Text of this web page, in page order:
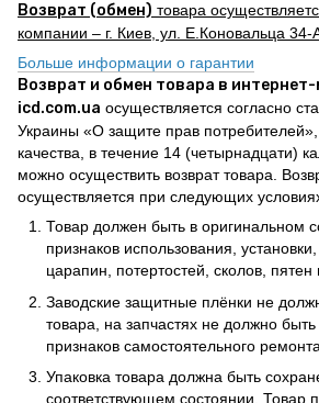
Возврат (обмен) товара
компании – г. Киев, ул. Е.Коновальца 34-
Больше информации о гарантии
Возврат и обмен товара в интернет-
icd.com.ua осуществляется согласно
Украины «О защите прав
качества, в течение 14 (четырнадцати)
можно осуществить возврат товара.
осуществляется при следующих
Товар должен быть в оригинальном
признаков использования,
царапин, потертостей, сколов, пятен
Заводские защитные плёнки не
товара, на запчастях не должно
признаков самостоятельного ремонта.
Упаковка товара должна быть
соответствующем состоянии. Товар